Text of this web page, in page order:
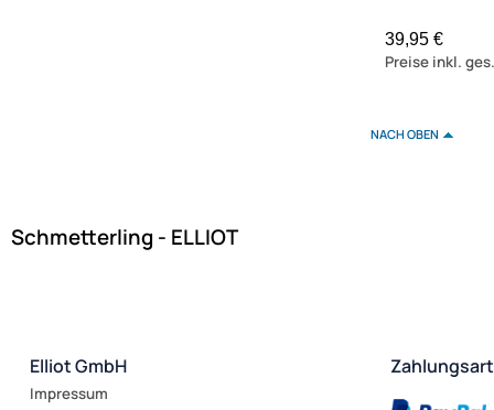
39,95 €
Preise inkl.
NACH OBEN
Schmetterling - ELLIOT
Elliot GmbH
Impressum